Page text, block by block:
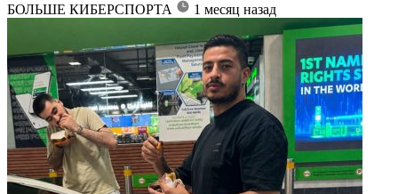
БОЛЬШЕ КИБЕРСПОРТА
1 месяц назад